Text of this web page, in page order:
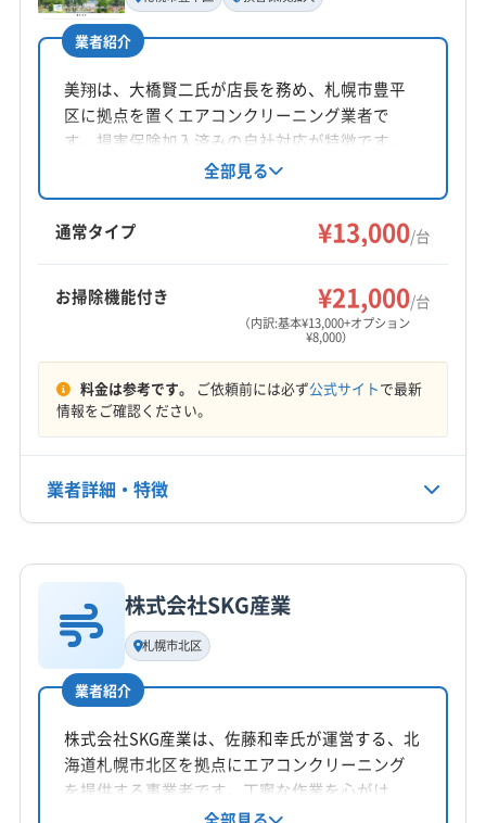
電話番号
0144-84-8881
公式HP
公式サイトを見る
業者紹介
美翔は、大橋賢二氏が店長を務め、札幌市豊平
区に拠点を置くエアコンクリーニング業者で
す。損害保険加入済みの自社対応が特徴です。
基本料金13,000円からで、複数台割引やオプショ
ンも充実。土日祝日も対応し、防カビ・抗菌コ
ーティングも提供しています。
全部見る
通常タイプ ¥13,000/台
お掃除機能付き ¥21,000/台
（内訳:基本¥13,000+オプション
¥8,000）
料金は参考です。 ご依頼前には必ず公式サイトで最新
情報をご確認ください。
業者詳細・特徴
基本情報
代表者名
所在地
北海道札幌市豊平区美園五条7丁目4-10
対応地域
恵庭市 江別市
株式会社SKG産業
札幌市北区
業者紹介
株式会社SKG産業は、佐藤和幸氏が運営する、北
海道札幌市北区を拠点にエアコンクリーニング
を提供する事業者です。丁寧な作業を心がけ、
動作確認から支払いまでスムーズに対応するこ